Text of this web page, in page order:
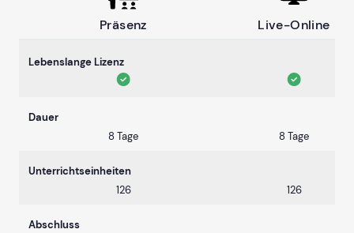
Präsenz Live-Online
Lebenslange Lizenz
Dauer
8 Tage
8 Tage
Unterrichtseinheiten
126
126
Abschluss